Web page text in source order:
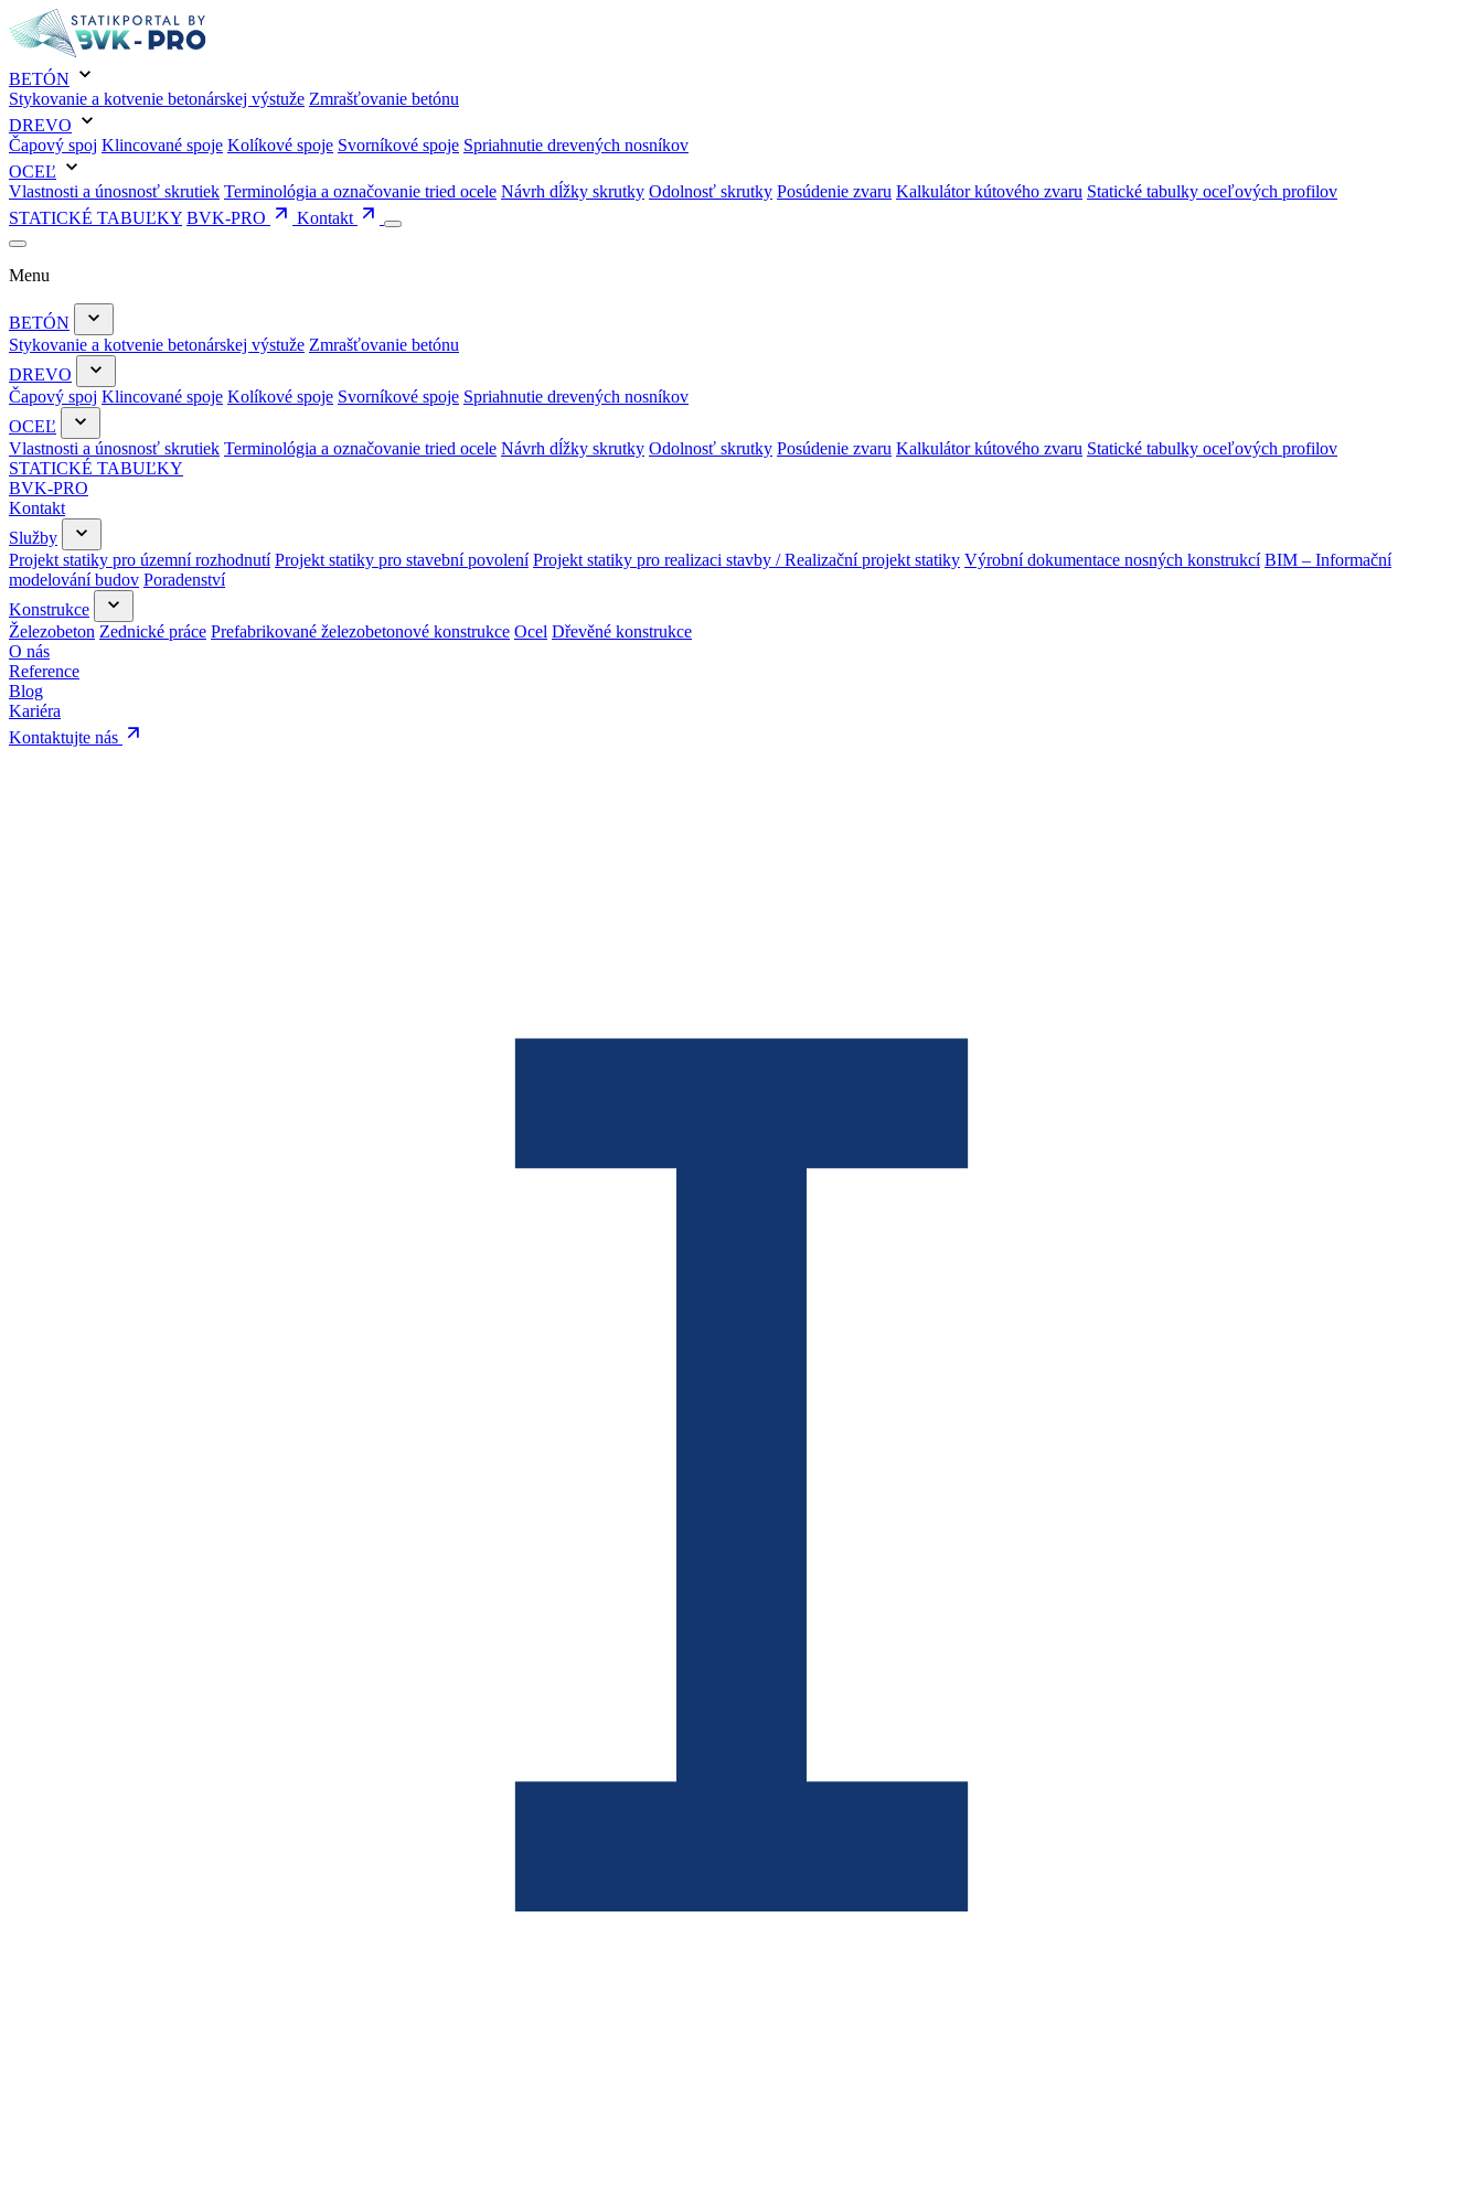
BETÓN
Stykovanie a kotvenie betonárskej výstuže Zmrašťovanie betónu
DREVO
Čapový spoj Klincované spoje Kolíkové spoje Svorníkové spoje Spriahnutie drevených nosníkov
OCEĽ
Vlastnosti a únosnosť skrutiek Terminológia a označovanie tried ocele Návrh dĺžky skrutky Odolnosť skrutky Posúdenie zvaru Kalkulátor kútového zvaru Statické tabulky oceľových profilov
STATICKÉ TABUĽKY BVK-PRO Kontakt
Menu
BETÓN
Stykovanie a kotvenie betonárskej výstuže Zmrašťovanie betónu
DREVO
Čapový spoj Klincované spoje Kolíkové spoje Svorníkové spoje Spriahnutie drevených nosníkov
OCEĽ
Vlastnosti a únosnosť skrutiek Terminológia a označovanie tried ocele Návrh dĺžky skrutky Odolnosť skrutky Posúdenie zvaru Kalkulátor kútového zvaru Statické tabulky oceľových profilov
STATICKÉ TABUĽKY
BVK-PRO
Kontakt
Služby
Projekt statiky pro územní rozhodnutí Projekt statiky pro stavební povolení Projekt statiky pro realizaci stavby / Realizační projekt statiky Výrobní dokumentace nosných konstrukcí BIM – Informační
modelování budov Poradenství
Konstrukce
Železobeton Zednické práce Prefabrikované železobetonové konstrukce Ocel Dřevěné konstrukce
O nás
Reference
Blog
Kariéra
Kontaktujte nás